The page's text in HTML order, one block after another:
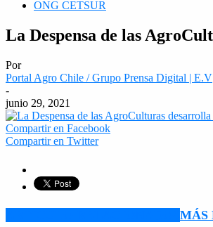
ONG CETSUR
La Despensa de las
Por
Portal Agro Chile / Grupo Prensa Digital | E.V
-
junio 29, 2021
Compartir en Facebook
Compartir en Twitter
MÁS